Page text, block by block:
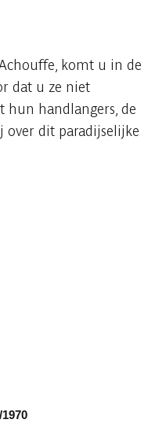
komt u in de
dat u ze niet
hun handlangers, de
over dit paradijselijke